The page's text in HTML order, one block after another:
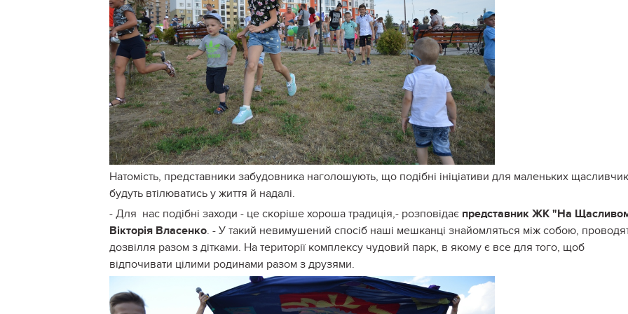
Натомість, представники забудовника наголошують, що подібні ініціативи для маленьких
будуть втілюватись у життя й надалі.
- Для нас подібні заходи - це скоріше хороша традиція,- розповідає представник ЖК "На
Вікторія Власенко. - У такий невимушений спосіб наші мешканці знайомляться між собою,
дозвілля разом з дітками. На території комплексу чудовий парк, в якому є все для того, щоб
відпочивати цілими родинами разом з друзями.